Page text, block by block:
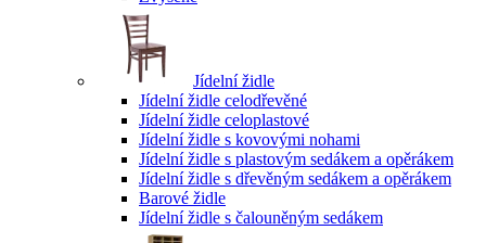
Jídelní židle
Jídelní židle celodřevěné
Jídelní židle celoplastové
Jídelní židle s kovovými nohami
Jídelní židle s plastovým sedákem a opěrákem
Jídelní židle s dřevěným sedákem a opěrákem
Barové židle
Jídelní židle s čalouněným sedákem